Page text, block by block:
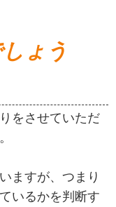
ょう
をさせていただ
ますが、つまり
いるかを判断す